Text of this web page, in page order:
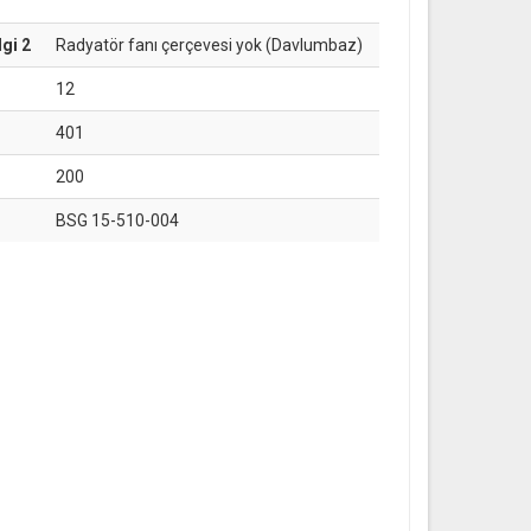
2 Radyatör fanı çerçevesi yok (Davlumbaz)
12
401
200
BSG 15-510-004